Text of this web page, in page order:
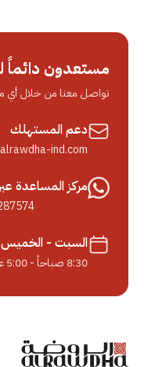
مستعدون
تواصل معنا من خلال أي
دعم المستهلك
ind.com
مركز المساعدة
السبت - الخميس
8:30 صباحاً - 5:00 عصراً